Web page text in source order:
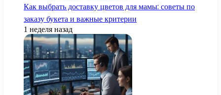
Как выбрать доставку цветов для мамы: советы по
заказу букета и важные критерии
1 неделя назад